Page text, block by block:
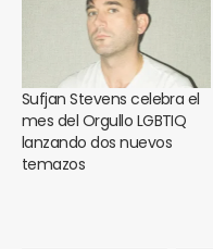
Sufjan Stevens celebra el
mes del Orgullo LGBTIQ
lanzando dos nuevos
temazos